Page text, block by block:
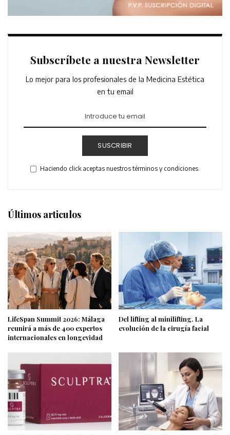
Subscríbete a nuestra Newsletter
Lo mejor para los profesionales de la Medicina Estética
en tu email
SUSCRIBIR
Haciendo click aceptas nuestros términos y condiciones.
Últimos articulos
LifeSpan Summit 2026: Málaga
reunirá a más de 400 expertos
internacionales en longevidad
Del lifting al minilifting. La
evolución de la cirugía facial